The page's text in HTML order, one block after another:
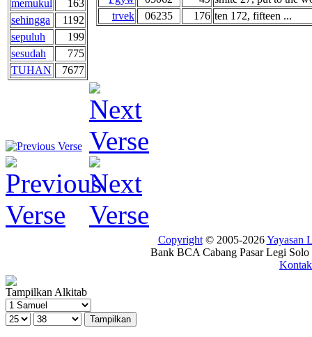
memukul
163
sehingga
1192
sepuluh
199
sesudah
775
TUHAN
7677
trvek
06235 176 ten 172, fifteen ...
Copyright© 2005-2026Yayasan
Bank BCA Cabang Pasar Legi
Kontak
Tampilkan Alkitab